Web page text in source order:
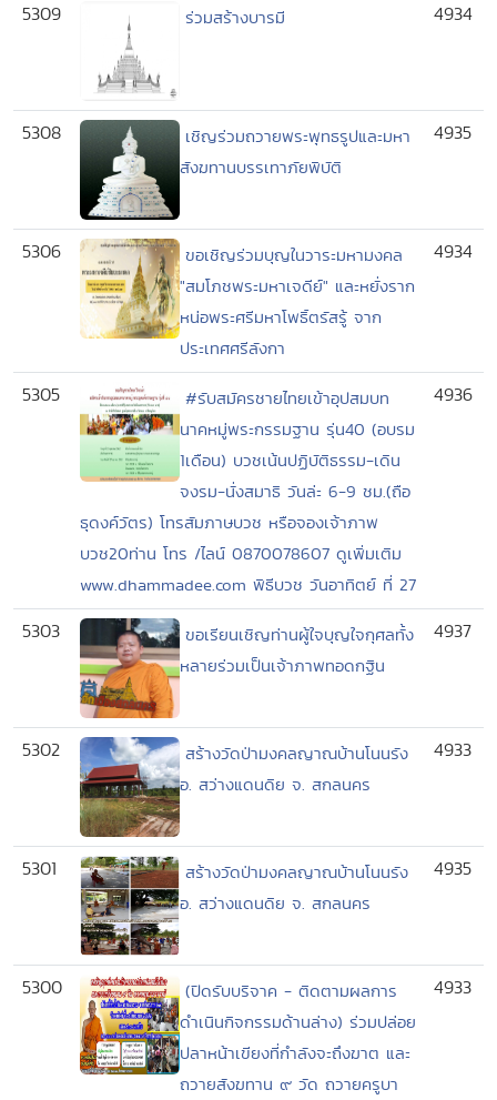
5309 ร่วมสร้างบารมี 4934
5308
เชิญร่วมถวายพระพุทธรูปและมหา
สังฆทานบรรเทาภัยพิบัติ
4935
5306
ขอเชิญร่วมบุญในวาระมหามงคล
"สมโภชพระมหาเจดีย์" และหยั่งราก
หน่อพระศรีมหาโพธิ์ตรัสรู้ จาก
ประเทศศรีลังกา
4934
5305
#รับสมัครชายไทยเข้าอุปสมบท
นาคหมู่พระกรรมฐาน รุ่น40 (อบรม
1เดือน) บวชเน้นปฏิบัติธรรม-เดิน
จงรม-นั่งสมาธิ วันล่ะ 6-9 ชม.(ถือ
ธุดงค์วัตร) โทรสัมภาษบวช หรือจองเจ้าภาพ
บวช20ท่าน โทร /ไลน์ 0870078607 ดูเพิ่มเติม
www.dhammadee.com พิธีบวช วันอาทิตย์ ที่ 27
4936
5303
ขอเรียนเชิญท่านผู้ใจบุญใจกุศลทั้ง
หลายร่วมเป็นเจ้าภาพทอดกฐิน
4937
5302
สร้างวัดป่ามงคลญาณบ้านโนนรัง
อ. สว่างแดนดิย จ. สกลนคร
4933
5301
สร้างวัดป่ามงคลญาณบ้านโนนรัง
อ. สว่างแดนดิย จ. สกลนคร
4935
5300
(ปิดรับบริจาค - ติดตามผลการ
ดำเนินกิจกรรมด้านล่าง) ร่วมปล่อย
ปลาหน้าเขียงที่กำลังจะถึงฆาต และ
ถวายสังฆทาน ๙ วัด ถวายครูบา
4933